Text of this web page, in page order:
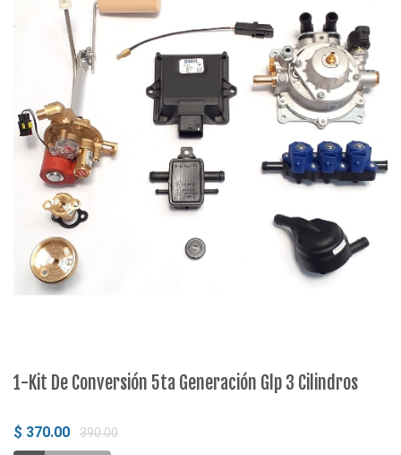
1-Kit De Conversión 5ta Generación Glp 3 Cilindros
$ 370.00 390.00